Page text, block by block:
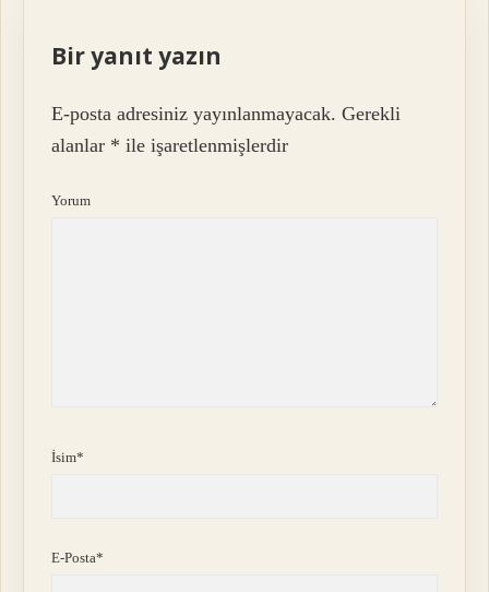
Bir yanıt yazın
E-posta adresiniz yayınlanmayacak. Gerekli
alanlar * ile işaretlenmişlerdir
Yorum
İsim*
E-Posta*